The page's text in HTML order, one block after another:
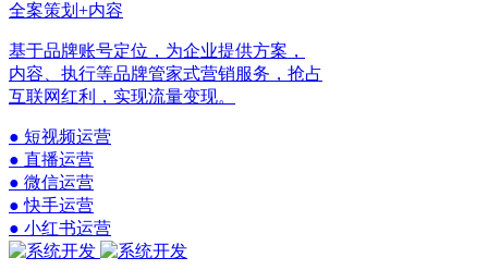
全案策划+内容
基于品牌账号定位，为企业提供方案，
内容、执行等品牌管家式营销服务，抢占
互联网红利，实现流量变现。
● 短视频运营
● 直播运营
● 微信运营
● 快手运营
● 小红书运营